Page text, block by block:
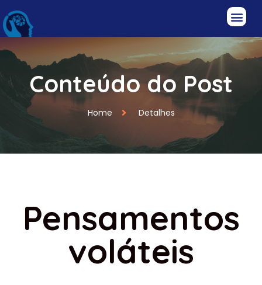
Conteúdo do Post
Home Detalhes
Pensamentos
voláteis